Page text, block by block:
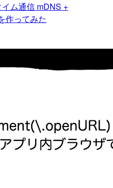
ム通信 mDNS +
作ってみた